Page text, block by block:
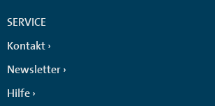
SERVICE
Kontakt
Newsletter
Hilfe